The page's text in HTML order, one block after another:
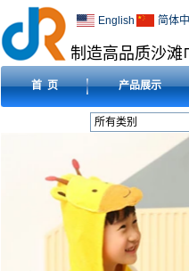
制造高品质沙滩
English 简体
首 页 产品展示
所有类别
婴儿尿布L
婴儿围兜L
毛毯L
压缩毛巾L
酒店毛巾L